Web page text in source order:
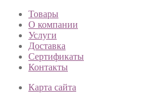
Товары
О компании
Услуги
Доставка
Сертификаты
Контакты
Карта сайта